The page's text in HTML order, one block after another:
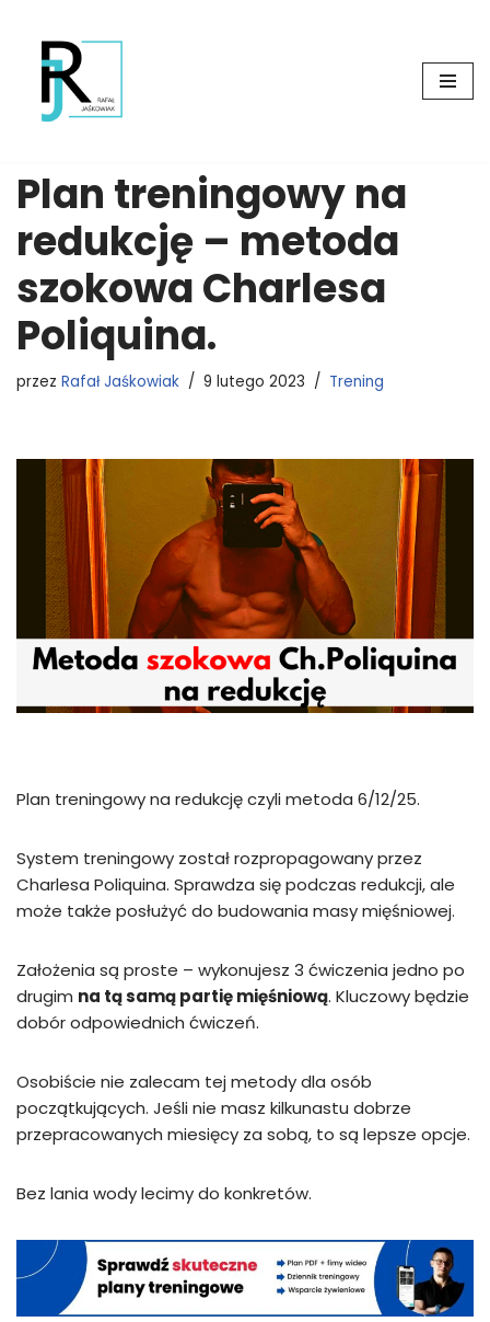
Przejdź
treści
Plan treningowy na
redukcję – metoda
szokowa Charlesa
Poliquina.
przez Rafał Jaśkowiak 9 lutego 2023 Trening
Plan treningowy na redukcję czyli metoda 6/12/25.
System treningowy został rozpropagowany przez
Charlesa Poliquina. Sprawdza się podczas redukcji, ale
może także posłużyć do budowania masy mięśniowej.
Założenia są proste – wykonujesz 3 ćwiczenia jedno po
drugim na tą samą partię mięśniową. Kluczowy będzie
dobór odpowiednich ćwiczeń.
Osobiście nie zalecam tej metody dla osób
początkujących. Jeśli nie masz kilkunastu dobrze
przepracowanych miesięcy za sobą, to są lepsze opcje.
Bez lania wody lecimy do konkretów.